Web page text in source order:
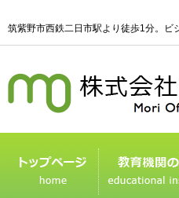
筑紫野市西鉄二日市駅より徒歩1分。ビ